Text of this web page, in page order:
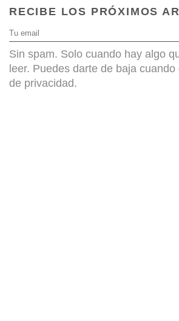
RECIBE LOS PRÓXIMOS
Sin spam. Solo cuando hay algo
leer. Puedes darte de baja cuando
de privacidad.